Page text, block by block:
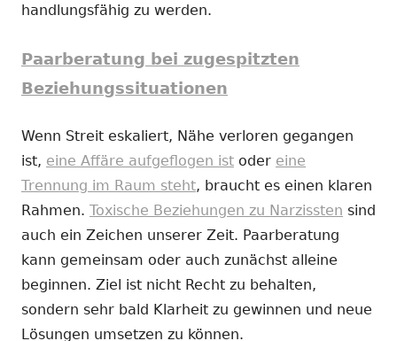
handlungsfähig zu werden.
Paarberatung bei zugespitzten
Beziehungssituationen
Wenn Streit eskaliert, Nähe verloren gegangen
ist, eine Affäre aufgeflogen ist oder eine
Trennung im Raum steht, braucht es einen klaren
Rahmen. Toxische Beziehungen zu Narzissten sind
auch ein Zeichen unserer Zeit. Paarberatung
kann gemeinsam oder auch zunächst alleine
beginnen. Ziel ist nicht Recht zu behalten,
sondern sehr bald Klarheit zu gewinnen und neue
Lösungen umsetzen zu können.